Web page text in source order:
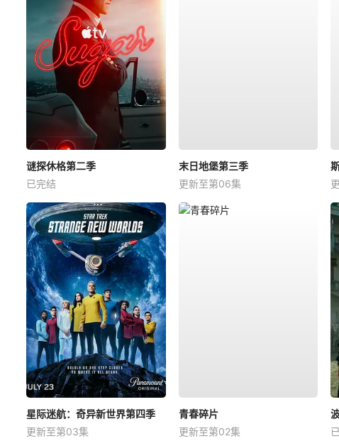
谜探休格第二季
已完结
末日地堡第三季
更新至第06集
星际迷航：奇异新世界第四季
更新至第03集
青春碎片
更新至第02集